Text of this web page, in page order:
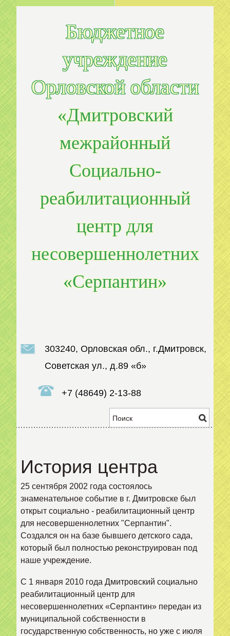
Бюджетное
учреждение
Орловской области
«Дмитровский
межрайонный
Социально-
реабилитационный
центр для
несовершеннолетних
«Серпантин»
303240, Орловская обл., г.Дмитровск,
Советская ул., д.89 «б»
+7 (48649) 2-13-88
История центра
25 сентября 2002 года состоялось
знаменательное событие в г. Дмитровске был
открыт социально - реабилитационный центр
для несовершеннолетних "Серпантин".
Создался он на базе бывшего детского сада,
который был полностью реконструирован под
наше учреждение.
С 1 января 2010 года Дмитровский социально
реабилитационный центр для
несовершеннолетних «Серпантин» передан из
муниципальной собственности в
государственную собственность, но уже с июля